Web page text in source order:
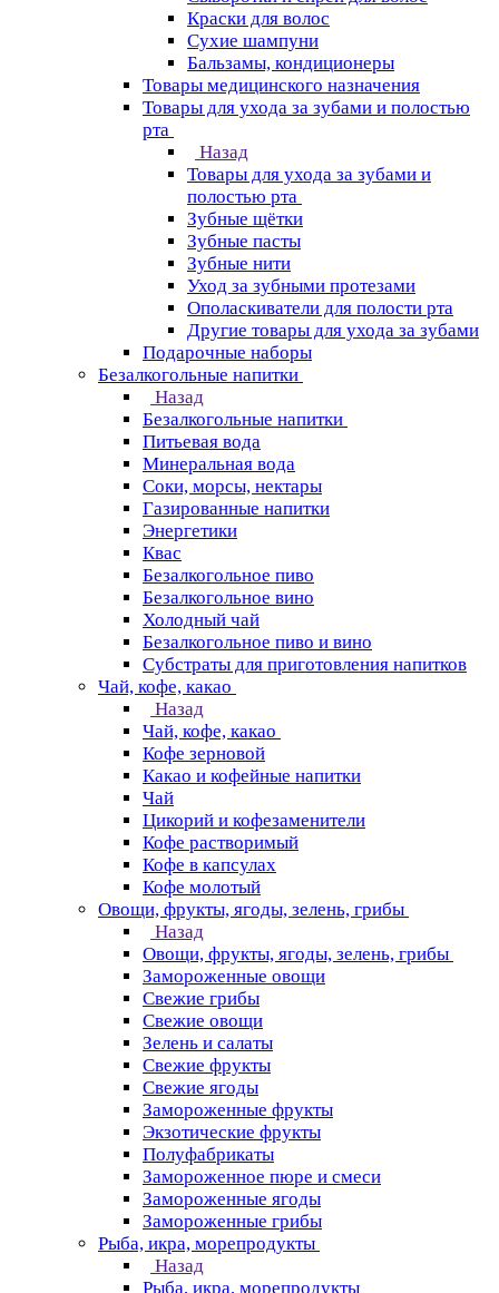
Краски для волос
Сухие шампуни
Бальзамы, кондиционеры
Товары медицинского назначения
Товары для ухода за зубами и полостью
рта
Назад
Товары для ухода за зубами и
полостью рта
Зубные щётки
Зубные пасты
Зубные нити
Уход за зубными протезами
Ополаскиватели для полости рта
Другие товары для ухода за зубами
Подарочные наборы
Безалкогольные напитки
Назад
Безалкогольные напитки
Питьевая вода
Минеральная вода
Соки, морсы, нектары
Газированные напитки
Энергетики
Квас
Безалкогольное пиво
Безалкогольное вино
Холодный чай
Безалкогольное пиво и вино
Субстраты для приготовления напитков
Чай, кофе, какао
Назад
Чай, кофе, какао
Кофе зерновой
Какао и кофейные напитки
Чай
Цикорий и кофезаменители
Кофе растворимый
Кофе в капсулах
Кофе молотый
Овощи, фрукты, ягоды, зелень, грибы
Назад
Овощи, фрукты, ягоды, зелень, грибы
Замороженные овощи
Свежие грибы
Свежие овощи
Зелень и салаты
Свежие фрукты
Свежие ягоды
Замороженные фрукты
Экзотические фрукты
Полуфабрикаты
Замороженное пюре и смеси
Замороженные ягоды
Замороженные грибы
Рыба, икра, морепродукты
Назад
Рыба, икра, морепродукты